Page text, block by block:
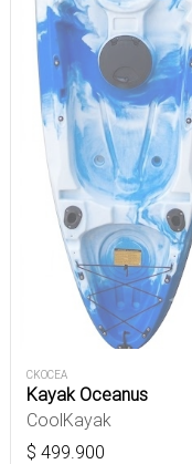
CKOCEA
Kayak Oceanus
CoolKayak
$ 499.900